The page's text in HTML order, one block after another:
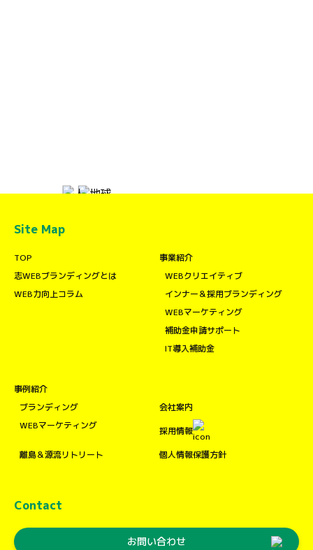
Site Map
TOP
志WEBブランディングとは
WEB力向上コラム
事業紹介
WEBクリエイティブ
インナー＆採用ブランディング
WEBマーケティング
補助金申請サポート
IT導入補助金
事例紹介
ブランディング
WEBマーケティング
離島＆源流リトリート
会社案内
採用情報
個人情報保護方針
Contact
お問い合わせ